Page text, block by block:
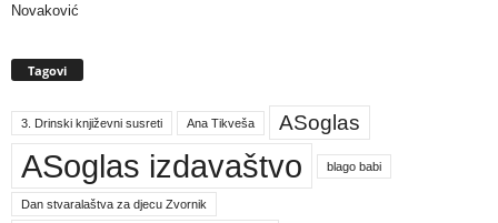
Novaković
Tagovi
3. Drinski književni susreti Ana Tikveša ASoglas
ASoglas izdavaštvo blago babi
Dan stvaralaštva za djecu Zvornik